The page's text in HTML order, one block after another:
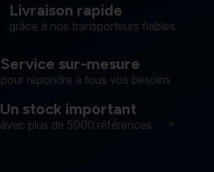
Livraison rapide
grâce à nos transporteurs fiables
Service sur-mesure
pour répondre à tous vos besoins
Un stock important
avec plus de 5000 références